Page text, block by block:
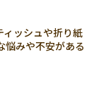
ッシュや折り紙
悩みや不安がある